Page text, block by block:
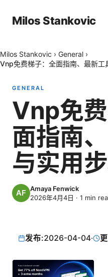
Milos Stankovic
Milos Stankovic › General ›
Vnp免费梯子：全面指南、最新工
GENERAL
Vnp免
面指南
与实用
Amaya Fenwick
2026年4月4日 · 1 min
发布:2026-04-04·